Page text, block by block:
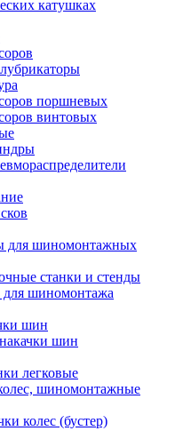
катушках
поршневых
винтовых
для шиномонтажных
станки и стенды
для шиномонтажа
шин
шин
легковые
шиномонтажные
колес (бустер)